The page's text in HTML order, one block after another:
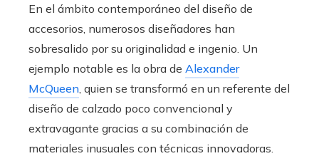
En el ámbito contemporáneo del diseño de
accesorios, numerosos diseñadores han
sobresalido por su originalidad e ingenio. Un
ejemplo notable es la obra de Alexander
McQueen , quien se transformó en un referente del
diseño de calzado poco convencional y
extravagante gracias a su combinación de
materiales inusuales con técnicas innovadoras.